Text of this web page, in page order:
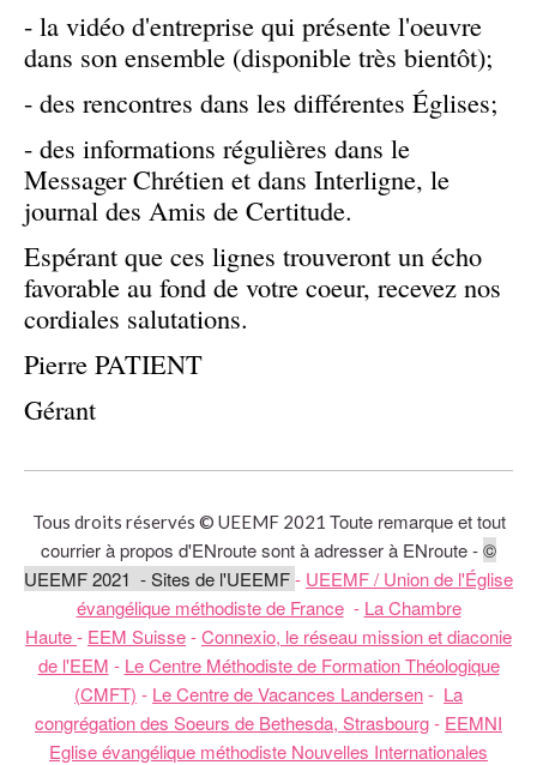
- la vidéo d'entreprise qui présente l'oeuvre
dans son ensemble (disponible très bientôt);
- des rencontres dans les différentes Églises;
- des informations régulières dans le
Messager Chrétien et dans Interligne, le
journal des Amis de Certitude.
Espérant que ces lignes trouveront un écho
favorable au fond de votre coeur, recevez nos
cordiales salutations.
Pierre PATIENT
Gérant
Tous droits réservés © UEEMF 2021 Toute remarque et tout
courrier à propos d'ENroute sont à adresser à ENroute -©
UEEMF 2021 - Sites de l'UEEMF- UEEMF / Union de l'Église
évangélique méthodiste de France- La Chambre
Haute- EEM Suisse-Connexio, le réseau mission et diaconie
de l'EEM - Le Centre Méthodiste de Formation Théologique
(CMFT) - Le Centre de Vacances Landersen- La
congrégation des Soeurs de Bethesda, Strasbourg- EEMNI
Eglise évangélique méthodiste Nouvelles Internationales